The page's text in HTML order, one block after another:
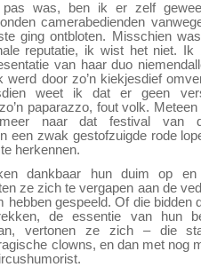
was, ben ik er zelf
camerabedienden
ging ontbloten. Misschien
reputatie, ik wist het niet. Ik
van haar duo
werd door zo’n kiekjesdief
weet ik dat er geen
paparazzo, fout volk.
naar dat festival van
een zwak gestofzuigde rode
herkennen.
dankbaar hun duim op
ze zich te vergapen aan de
hebben gespeeld. Of die bidden
de essentie van hun
vertonen ze zich – die
clowns, en dan met nog